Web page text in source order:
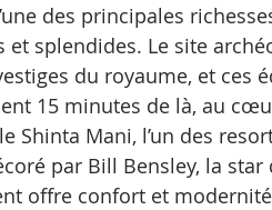
des principales
splendides. Le site
du royaume, et ces
15 minutes de là, au
Shinta Mani, l’un des
par Bill Bensley, la star
offre confort et